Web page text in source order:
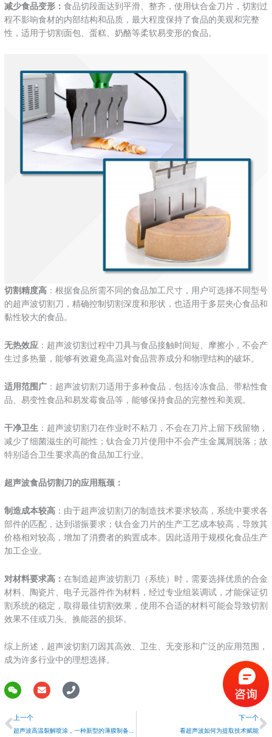
减少食品变形‌： 食品切段面达到平滑、整齐，使用钛合金刀片，切割过
程不影响食材的内部结构和品质，最大程度保持了食品的美观和完整
性，‌适用于切割面包、蛋糕、奶酪等柔软易变形的食品。
‌切割精度高‌：根据食品所需不同的食品加工尺寸，用户可选择不同型号
的超声波切割刀，精确控制切割深度和形状，也适用于多层夹心食品和
黏性较大的食品。
‌无热效应‌：超声波切割过程中刀具与食品接触时间短、摩擦小，不会产
生过多热量，能够有效避免高温对食品营养成分和物理结构的破坏。
‌适用范围广‌：超声波切割刀适用于多种食品，包括冷冻食品、带粘性食
品、易变性食品和易发霉食品等，能够保持食品的完整性和美观。
干净‌卫生 ‌：超声波切割刀在作业时不粘刀，不会在刀片上留下残留物，
减少了细菌滋生的可能性；钛合金刀片使用中不会产生金属屑脱落；故
特别适合卫生要求高的食品加工行业。
‌超声波食品切割刀的应用瓶颈‌：
制造‌成本较高‌：由于超声波切割刀的制造技术要求较高，系统中要求各
部件的匹配，达到谐振要求；钛合金刀片的生产工艺成本较高，导致其
价格相对较高，增加了消费者的购置成本。因此适用于规模化食品生产
加工企业。
‌对材料要求高‌： 在制造超声波切割刀（系统）时，需要选择优质的合金
材料、陶瓷片、电子元器件作为材料，经过专业组装调试，才能保证切
割系统的稳定，取得最佳切割效果，使用不合适的材料可能会导致切割
效果不佳或刀头、换能器的损坏。
综上所述，超声波切割刀因其高效、卫生、无变形和广泛的应用范围，
成为许多行业中的理想选择。
W
x
i
E
l
P
e
上一个
上一个
超声波高温裂解喷涂，一种新型的薄膜制备技术
下一个
看超声波如何为提取技术赋能